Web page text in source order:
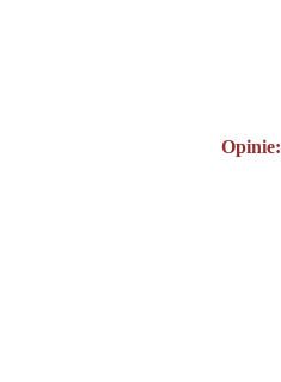
Opinie: